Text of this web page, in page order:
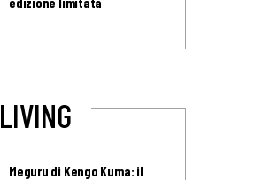
LIVING
Meguru di Kengo Kuma: il